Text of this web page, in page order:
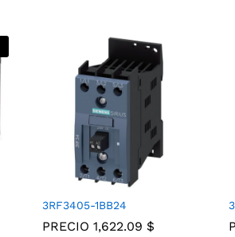
3RF3405-1BB24
PRECIO 1,622.09 $